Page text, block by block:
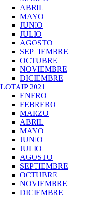
ABRIL
MAYO
JUNIO
JULIO
AGOSTO
SEPTIEMBRE
OCTUBRE
NOVIEMBRE
DICIEMBRE
LOTAIP 2021
ENERO
FEBRERO
MARZO
ABRIL
MAYO
JUNIO
JULIO
AGOSTO
SEPTIEMBRE
OCTUBRE
NOVIEMBRE
DICIEMBRE